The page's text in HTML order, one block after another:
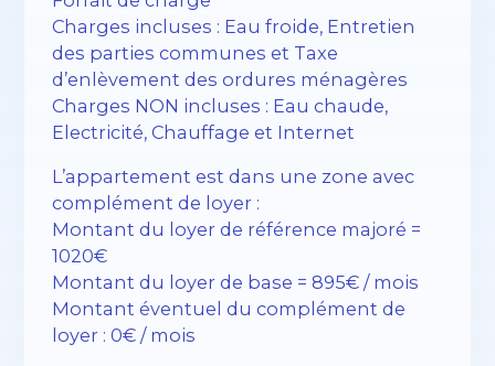
Charges incluses : Eau froide, Entretien
des parties communes et Taxe
d’enlèvement des ordures ménagères
Charges NON incluses : Eau chaude,
Electricité, Chauffage et Internet
L’appartement est dans une zone avec
complément de loyer :
Montant du loyer de référence majoré =
1020€
Montant du loyer de base = 895€ / mois
Montant éventuel du complément de
loyer : 0€ / mois